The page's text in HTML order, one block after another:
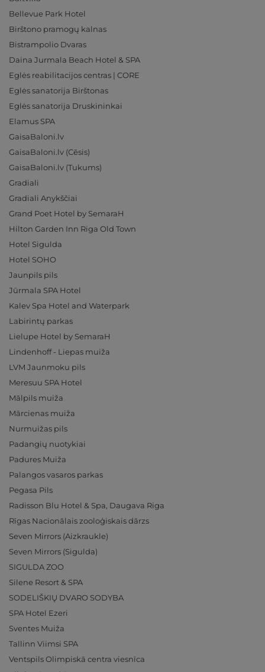
Bellevue Park Hotel
Birštono pramogų kalnas
Bistrampolio Dvaras
Daina Jurmala Beach Hotel & SPA
Eglės reabilitacijos centras | CORE
Eglės sanatorija Birštonas
Eglės sanatorija Druskininkai
Elamus SPA
GaisaBaloni.lv
GaisaBaloni.lv (Cēsis)
GaisaBaloni.lv (Tukums)
Gradiali
Gradiali Anykščiai
Grand Poet Hotel by SemaraH
Hilton Garden Inn Riga Old Town
Hotel Sigulda
Hotel SOHO
Jaunpils pils
Jūrmala SPA Hotel
Kalev Spa Hotel and Waterpark
Labirintų parkas
Lielupe Hotel by SemaraH
Lindenhoff - Liepas muiža
LVM Jaunmoku pils
Meresuu SPA Hotel
Mālpils muiža
Mārcienas muiža
Nurmuižas pils
Padangių nuotykiai
Padures Muiža
Palangos vasaros parkas
Pegasa Pils
Radisson Blu Hotel & Spa, Daugava Riga
Rīgas Nacionālais zooloģiskais dārzs
Seven Mirrors (Aizkraukle)
Seven Mirrors (Sigulda)
SIGULDA ZOO
Silene Resort & SPA
SODELIŠKIŲ DVARO SODYBA
SPA Hotel Ezeri
Sventes Muiža
Tallinn Viimsi SPA
Ventspils Olimpiskā centra viesnīca